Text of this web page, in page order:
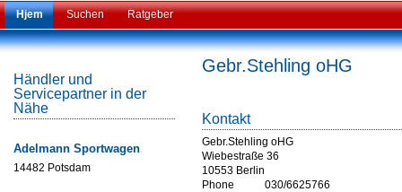
Hjem Suchen Ratgeber
Händler und
Servicepartner in der
Nähe
Adelmann Sportwagen
14482 Potsdam
Gebr.Stehling oHG
Kontakt
Gebr.Stehling oHG
Wiebestraße 36
10553 Berlin
Phone
030/6625766